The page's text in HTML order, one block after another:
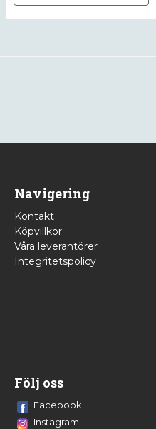
Navigering
Kontakt
Köpvillkor
Våra leverantörer
Integritetspolicy
Följ oss
Facebook
Instagram